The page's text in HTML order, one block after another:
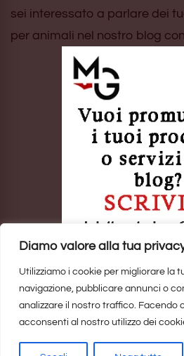
Diamo valore alla tua
Utilizziamo i cookie per migliorare la
navigazione, pubblicare annunci o
analizzare il nostro traffico. Facendo
acconsenti al nostro utilizzo dei
sei interessato a parlare dei
per animali nel nostro blog
Sito realizzato daMarina Galatioto.
Privacy Policy